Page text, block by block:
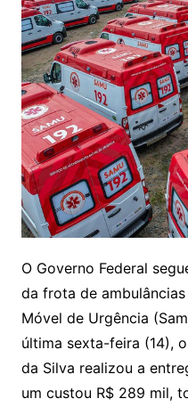
O Governo Federal
da frota de
Móvel de Urgência
última sexta-feira (14),
da Silva realizou a
um custou R$ 289 mil,